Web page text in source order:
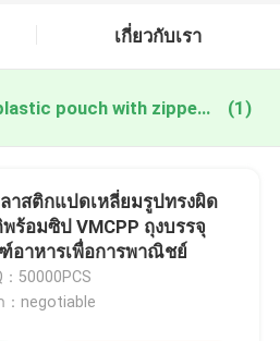
เกี่ยวกับเรา
irregular shaped plastic pouch with zipper ผลิตออนไลน์ (1)
าสติกแปดเหลี่ยมรูปทรงผิด
ร้อมซิป VMCPP ถุงบรรจุ
าหารเพื่อการพาณิชย์
：50000PCS
：negotiable